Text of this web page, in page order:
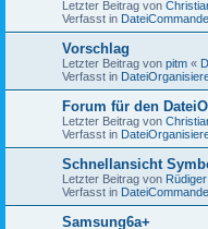
Letzter Beitrag von
Verfasst in
Vorschlag
Letzter Beitrag von pitm «
Verfasst in
Forum für den
Letzter Beitrag von
Verfasst in
Schnellansicht
Letzter Beitrag von Rüdiger
Verfasst in
Samsung6a+